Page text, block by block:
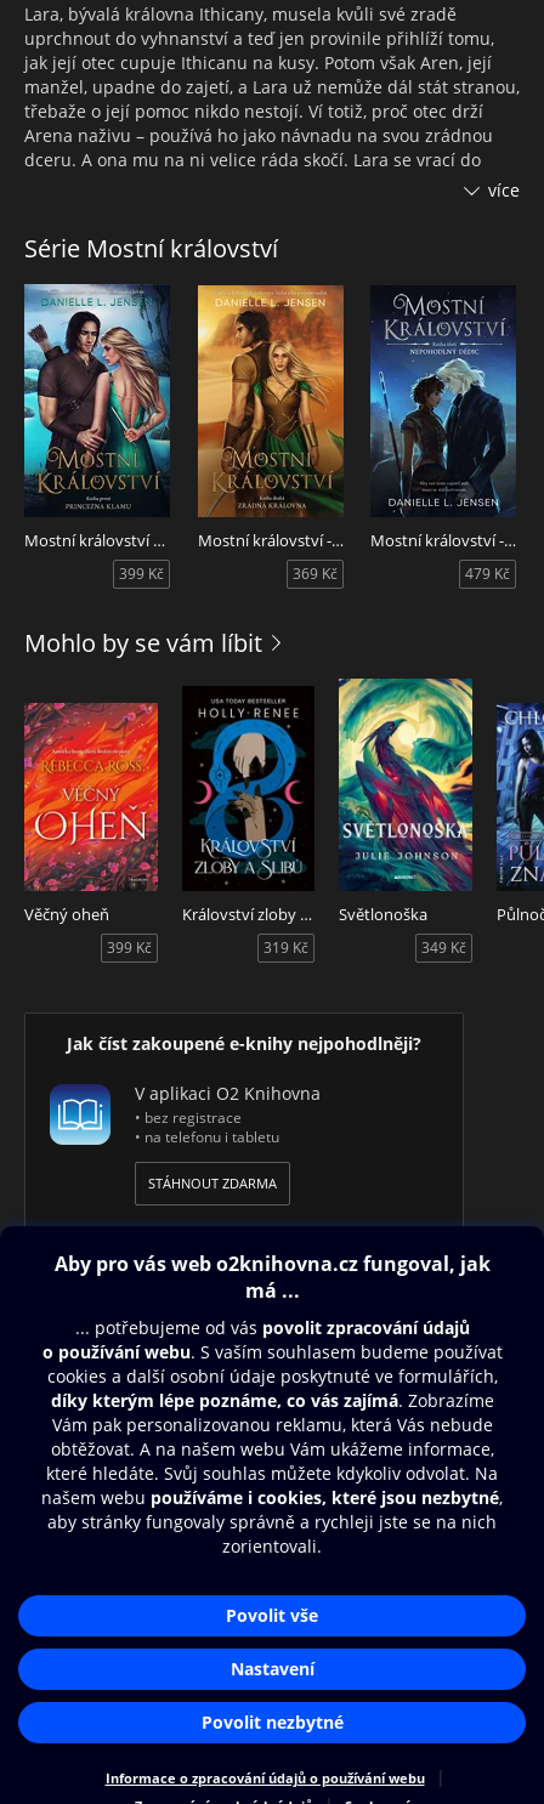
Lara, bývalá královna Ithicany, musela kvůli své zradě
uprchnout do vyhnanství a teď jen provinile přihlíží tomu,
jak její otec cupuje Ithicanu na kusy. Potom však Aren, její
manžel, upadne do zajetí, a Lara už nemůže dál stát stranou,
třebaže o její pomoc nikdo nestojí. Ví totiž, proč otec drží
Arena naživu – používá ho jako návnadu na svou zrádnou
dceru. A ona mu na ni velice ráda skočí. Lara se vrací do
Ithicany s plánem na osvobození nejen Arena, ale celého
Arena drží, je téměř neproniknutelná pevnost a v téhle hře
vystupuje mnohem víc hráčů, než Lara vůbec tušila.
Nepřátelé a spojenci mění strany mrknutím oka a všichni se
v nelítostném boji o koruny, říše a mosty snaží získat navrch.
Lařiným největším protivníkem je navíc právě ten, jehož
přišla zachránit. Manžel, kterého zradila. Lara je ochotná
riskovat život i všechno, co její drahé, ale stojí před nelehkou
volbou. Jednou provždy se musí rozhodnout, za koho – a za
co – bude bojovat. Za svou zemi, svého manžela nebo za
sebe?
více
Série Mostní království
Mostní království 1: Princezna klamu
399 Kč
Mostní království - Kniha druhá: Zrádná královna
369 Kč
Mostní království - Kniha třetí: Nepohodlný dědic
479 Kč
Mohlo by se vám líbit
Věčný oheň
399 Kč
Království zloby a slibů
319 Kč
Světlonoška
349 Kč
Jak číst zakoupené e-knihy nejpohodlněji?
V aplikaci O2 Knihovna
• bez registrace
• na telefonu i tabletu
STÁHNOUT ZDARMA
Obsah ke stažení
Moje O2 Knihovna
Další zábava
© O2 Czech Republic a.s.
Zásady zpracování osobních údajů
Nastavení cookies
Aplikace O2 Knihovna
Čti a poslouchej své e-knihy a
audioknihy rychleji a pohodlněji.